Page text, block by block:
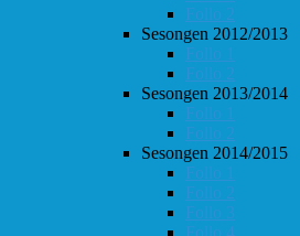
Follo 2
Sesongen 2012/2013
Follo 1
Follo 2
Sesongen 2013/2014
Follo 1
Follo 2
Sesongen 2014/2015
Follo 1
Follo 2
Follo 3
Follo 4